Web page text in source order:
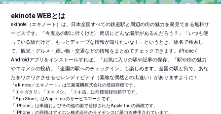
ekinote WEBとは
ekinote（エキノート）は、日本全国すべての鉄道駅と周辺の街の魅力を発見できる無料サ
ービスです。「今度あの駅に行くけど、周辺にどんな場所があるんだろう？」「いつも使
っている駅だけど、もっとディープな情報が知りたいな！」というとき、駅名で検索し
て、観光・グルメ・買い物・交通などの情報をまとめてチェックできます。iPhone /
Androidアプリをインストールすれば、「お気に入りの駅や記事の保存」「駅や街の魅力
やエキメシの投稿」「全国の駅へのチェックイン」も楽しめます。全国の駅と街で、あな
たをワクワクさせるセレンディピティ（素敵な偶然との出逢い）がありますように！
「ekinote／エキノート」は三菱電機株式会社の登録商標です。
「エキガタリ」「エキメシ」「エキ活」は商標登録出願中です。
「App Store」はApple Inc.のサービスマークです。
「iPhone」は米国およびその他の国で登録されたApple Inc.の商標です。
「iPhone」の商標はアイホン株式会社のライセンスに基づき使用されています。